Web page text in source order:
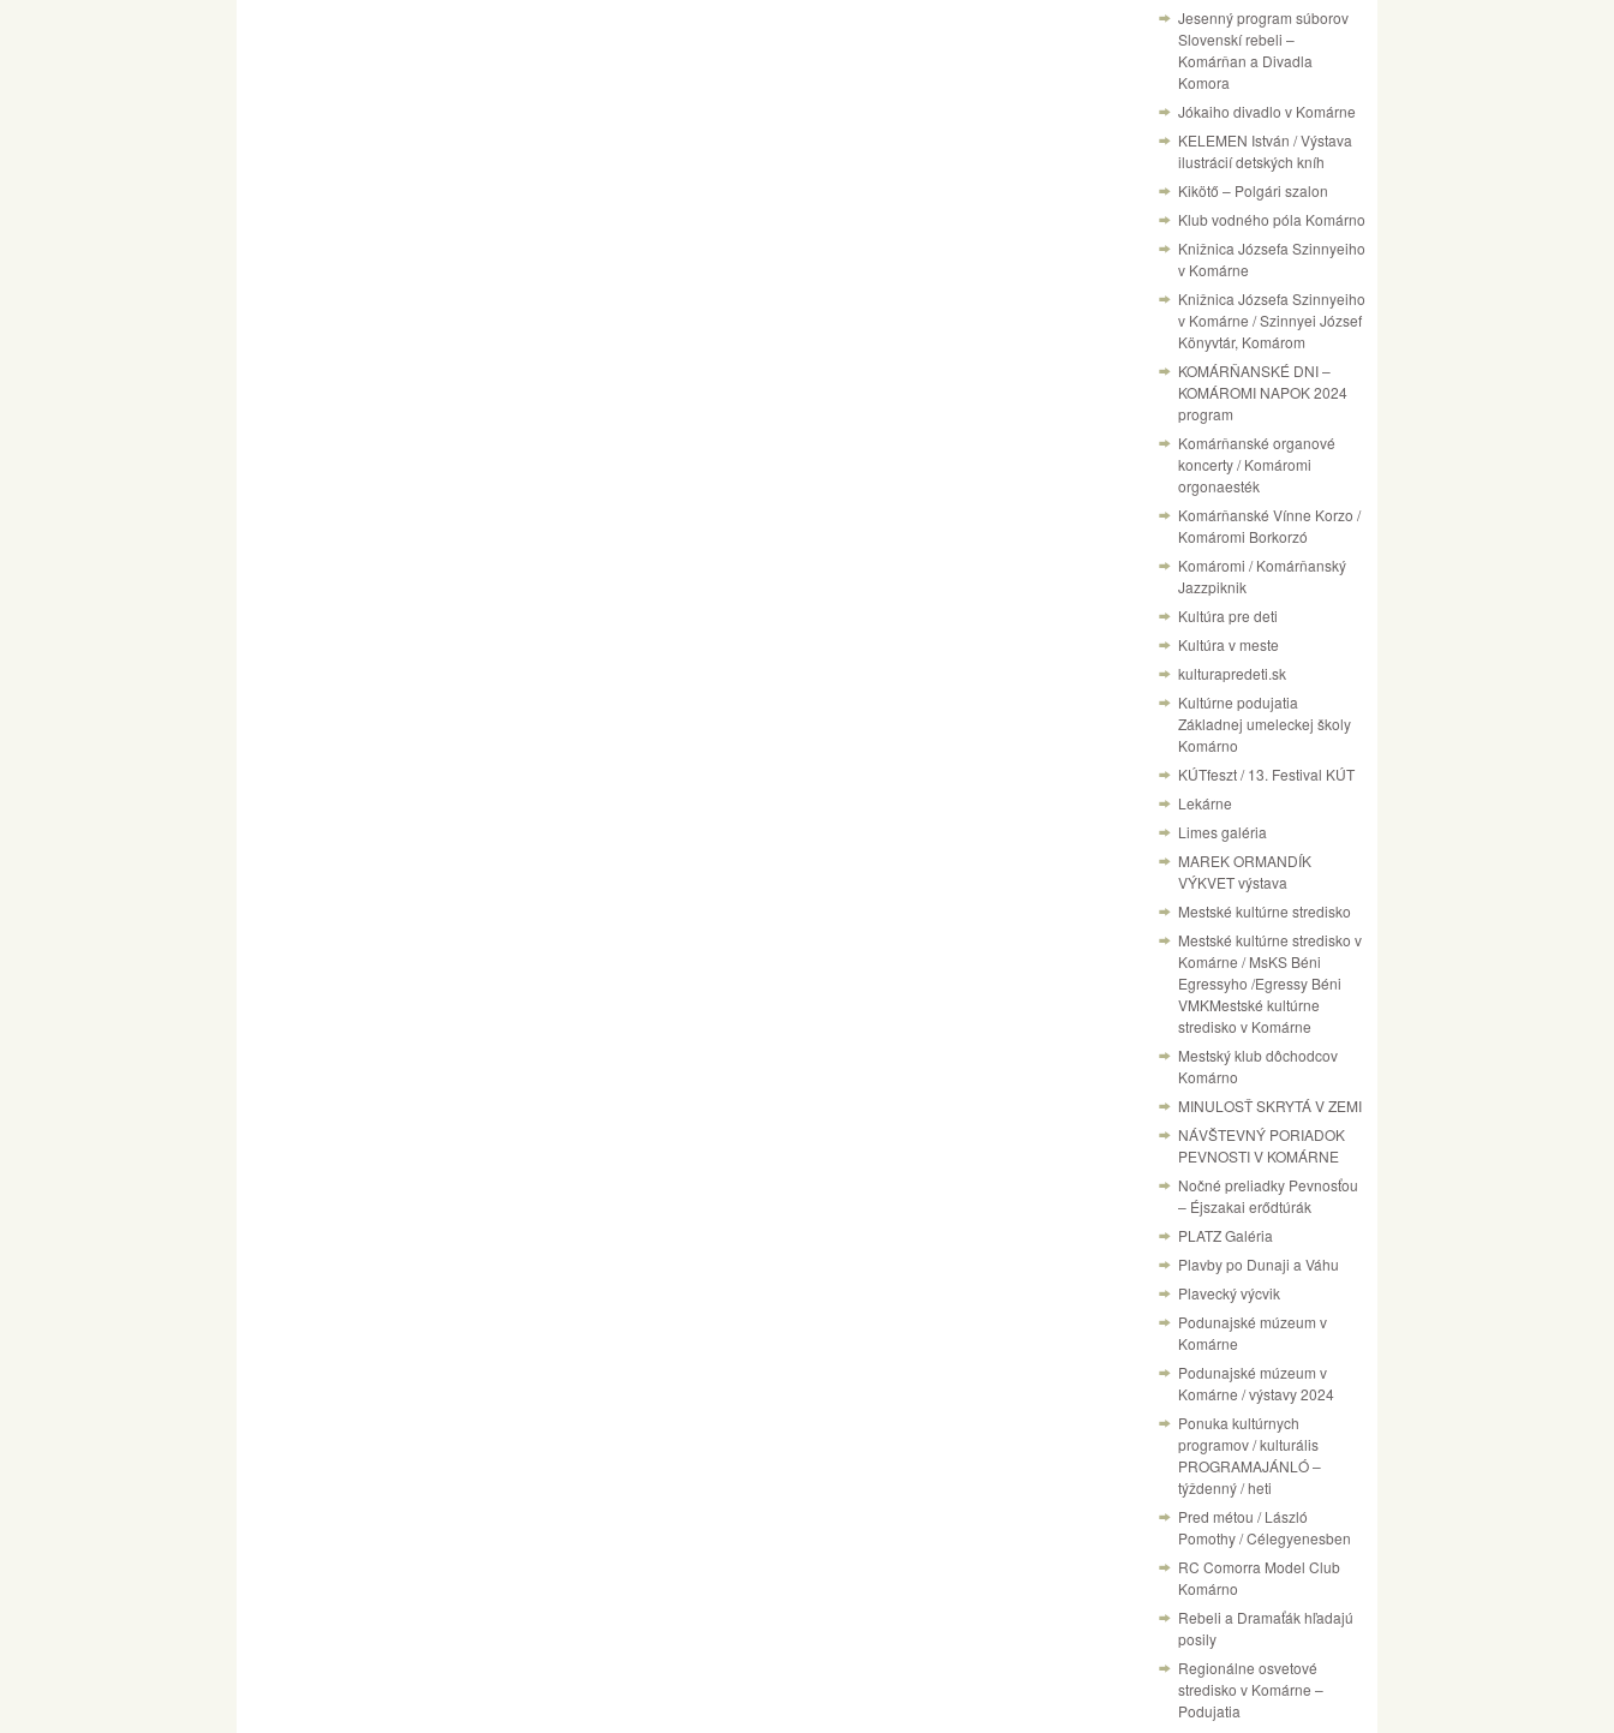
Jesenný program súborov
Slovenskí rebeli –
Komárňan a Divadla
Komora
Jókaiho divadlo v Komárne
KELEMEN István / Výstava
ilustrácií detských kníh
Kikötő – Polgári szalon
Klub vodného póla Komárno
Knižnica Józsefa Szinnyeiho
v Komárne
Knižnica Józsefa Szinnyeiho
v Komárne / Szinnyei József
Könyvtár, Komárom
KOMÁRŇANSKÉ DNI –
KOMÁROMI NAPOK 2024
program
Komárňanské organové
koncerty / Komáromi
orgonaesték
Komárňanské Vínne Korzo /
Komáromi Borkorzó
Komáromi / Komárňanský
Jazzpiknik
Kultúra pre deti
Kultúra v meste
kulturapredeti.sk
Kultúrne podujatia
Základnej umeleckej školy
Komárno
KÚTfeszt / 13. Festival KÚT
Lekárne
Limes galéria
MAREK ORMANDÍK
VÝKVET výstava
Mestské kultúrne stredisko
Mestské kultúrne stredisko v
Komárne / MsKS Béni
Egressyho /Egressy Béni
VMKMestské kultúrne
stredisko v Komárne
Mestský klub dôchodcov
Komárno
MINULOSŤ SKRYTÁ V ZEMI
NÁVŠTEVNÝ PORIADOK
PEVNOSTI V KOMÁRNE
Nočné preliadky Pevnosťou
– Éjszakai erődtúrák
PLATZ Galéria
Plavby po Dunaji a Váhu
Plavecký výcvik
Podunajské múzeum v
Komárne
Podunajské múzeum v
Komárne / výstavy 2024
Ponuka kultúrnych
programov / kulturális
PROGRAMAJÁNLÓ –
týždenný / heti
Pred métou / László
Pomothy / Célegyenesben
RC Comorra Model Club
Komárno
Rebeli a Dramaťák hľadajú
posily
Regionálne osvetové
stredisko v Komárne –
Podujatia